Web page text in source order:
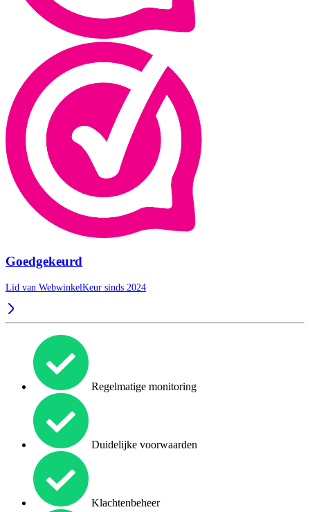
Goedgekeurd
Lid van WebwinkelKeur sinds 2024
Regelmatige monitoring
Duidelijke voorwaarden
Klachtenbeheer